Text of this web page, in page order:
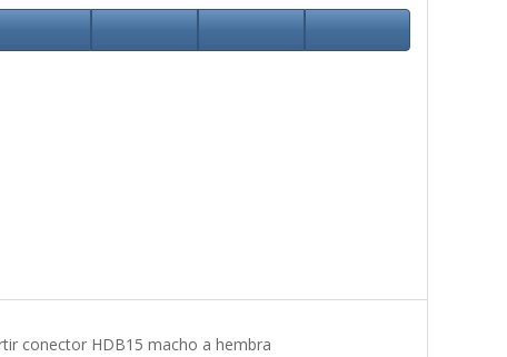
conector HDB15 macho a hembra